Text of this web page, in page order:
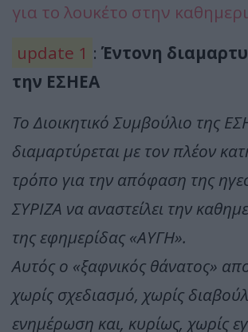
για το λουκέτο στην
update 1 : Έντονη
την ΕΣΗΕΑ
Το Διοικητικό Συμβούλιο της
διαμαρτύρεται με τον πλέον
τρόπο για την απόφαση της
ΣΥΡΙΖΑ να αναστείλει την
της εφημερίδας «ΑΥΓΗ».
Αυτός ο «ξαφνικός θάνατος»
χωρίς σχεδιασμό, χωρίς
ενημέρωση και, κυρίως, χωρίς